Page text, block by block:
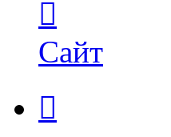
пользователя
Влад
Петров
Сайт